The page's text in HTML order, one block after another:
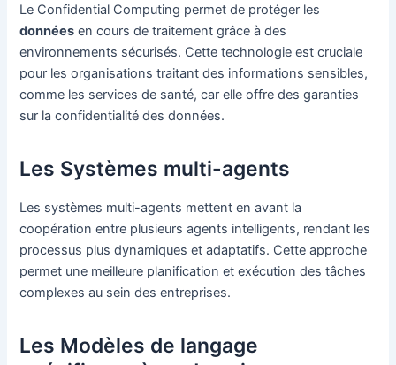
Le Confidential Computing permet de protéger les
données en cours de traitement grâce à des
environnements sécurisés. Cette technologie est cruciale
pour les organisations traitant des informations sensibles,
comme les services de santé, car elle offre des garanties
sur la confidentialité des données.
Les Systèmes multi-agents
Les systèmes multi-agents mettent en avant la
coopération entre plusieurs agents intelligents, rendant les
processus plus dynamiques et adaptatifs. Cette approche
permet une meilleure planification et exécution des tâches
complexes au sein des entreprises.
Les Modèles de langage